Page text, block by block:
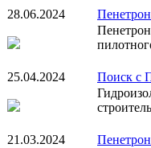
28.06.2024
25.04.2024
Поиск с
21.03.2024